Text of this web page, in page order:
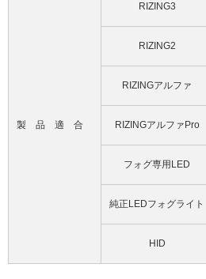
製品適合
RIZING3
RIZING2
RIZINGアルファ
RIZINGアルファPro
フォグ専用LED
純正LEDフォグライト
HID